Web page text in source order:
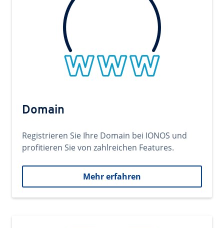
Domain
Registrieren Sie Ihre Domain bei IONOS und
profitieren Sie von zahlreichen Features.
Mehr erfahren